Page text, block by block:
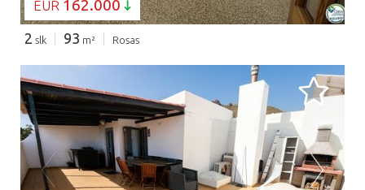
EUR 162.000
2 slk 93 m² Rosas
BEZIG MET LADEN...